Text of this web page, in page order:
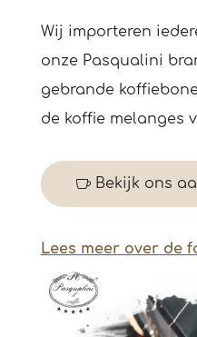
Wij importeren
onze Pasqualini
gebrande
de koffie melanges
Bekijk ons
Lees meer over de